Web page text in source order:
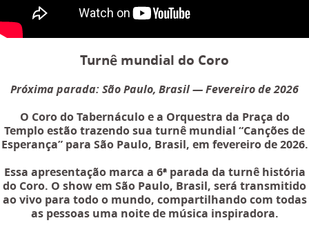
Turnê mundial do Coro
Próxima parada: São Paulo, Brasil ― Fevereiro de 2026
O Coro do Tabernáculo e a Orquestra da Praça do
Templo estão trazendo sua turnê mundial “Canções de
Esperança” para São Paulo, Brasil, em fevereiro de 2026.
Essa apresentação marca a 6ª parada da turnê história
do Coro. O show em São Paulo, Brasil, será transmitido
ao vivo para todo o mundo, compartilhando com todas
as pessoas uma noite de música inspiradora.